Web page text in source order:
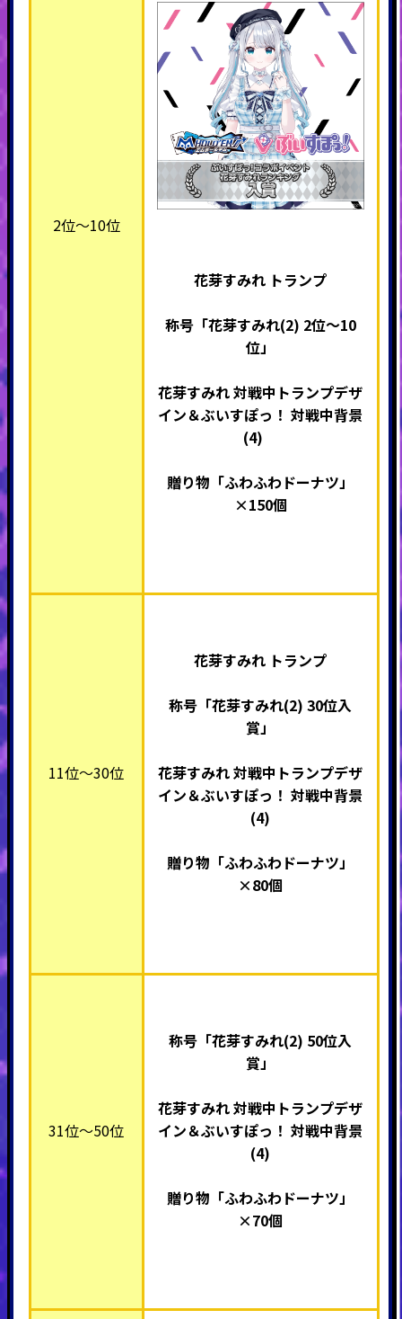
2位～10位
花芽すみれ トランプ
称号「花芽すみれ(2) 2位～10
位」
花芽すみれ 対戦中トランプデザ
イン＆ぶいすぽっ！ 対戦中背景
(4)
贈り物「ふわふわドーナツ」
×150個
11位～30位
花芽すみれ トランプ
称号「花芽すみれ(2) 30位入
賞」
花芽すみれ 対戦中トランプデザ
イン＆ぶいすぽっ！ 対戦中背景
(4)
贈り物「ふわふわドーナツ」
×80個
31位～50位
称号「花芽すみれ(2) 50位入
賞」
花芽すみれ 対戦中トランプデザ
イン＆ぶいすぽっ！ 対戦中背景
(4)
贈り物「ふわふわドーナツ」
×70個